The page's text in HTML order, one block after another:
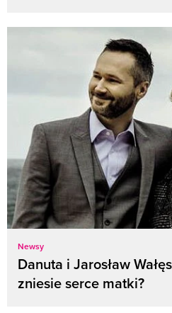
Newsy
Danuta i Jarosław
zniesie serce matki?